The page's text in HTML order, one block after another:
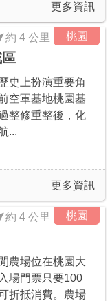
更多資訊
桃園
約 4 公里
史上扮演重要角
空軍基地桃園基
整修重整後，化
...
更多資訊
桃園
約 4 公里
農場位在桃園大
場門票只要100
折抵消費。農場